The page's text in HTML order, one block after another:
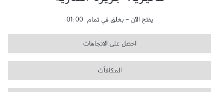
يفتح الآن - يغلق في تمام 01:00
احصل على الاتجاهات
المكافآت